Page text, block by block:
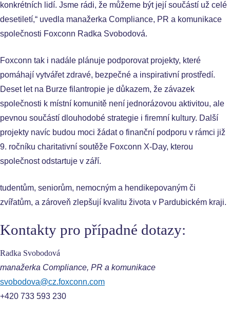
konkrétních lidí. Jsme rádi, že můžeme být její součástí už celé
desetiletí,“ uvedla manažerka Compliance, PR a komunikace
společnosti Foxconn Radka Svobodová.
Foxconn tak i nadále plánuje podporovat projekty, které
pomáhají vytvářet zdravé, bezpečné a inspirativní prostředí.
Deset let na Burze filantropie je důkazem, že závazek
společnosti k místní komunitě není jednorázovou aktivitou, ale
pevnou součástí dlouhodobé strategie i firemní kultury. Další
projekty navíc budou moci žádat o finanční podporu v rámci již
9. ročníku charitativní soutěže Foxconn X-Day, kterou
společnost odstartuje v září.
tudentům, seniorům, nemocným a hendikepovaným či
zvířatům, a zároveň zlepšují kvalitu života v Pardubickém kraji.
Kontakty pro případné dotazy:
Radka Svobodová
manažerka Compliance, PR a komunikace
svobodova@cz.foxconn.com
+420 733 593 230